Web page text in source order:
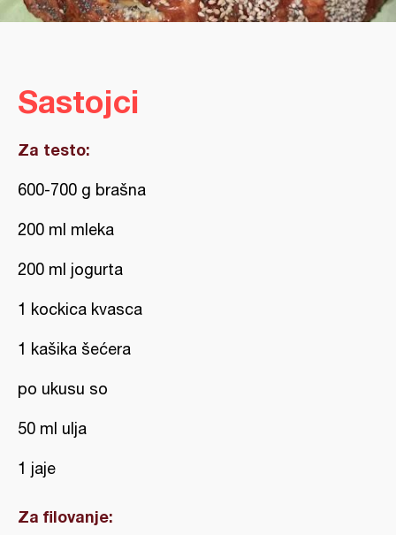
Sastojci
Za testo:
600-700 g brašna
200 ml mleka
200 ml jogurta
1 kockica kvasca
1 kašika šećera
po ukusu so
50 ml ulja
1 jaje
Za filovanje: